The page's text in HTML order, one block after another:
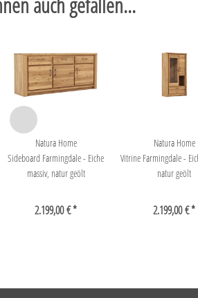
Natura Home
Sideboard Farmingdale - Eiche
massiv, natur geölt
2.199,00 € *
Natura Home
Vitrine Farmingdale -
natur geölt
2.199,00 € *